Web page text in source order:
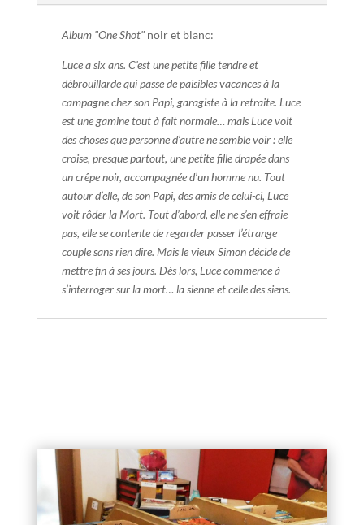
Album "One Shot" noir et blanc:
Luce a six ans. C'est une petite fille tendre et
débrouillarde qui passe de paisibles vacances à la
campagne chez son Papi, garagiste à la retraite. Luce
est une gamine tout à fait normale… mais Luce voit
des choses que personne d’autre ne semble voir : elle
croise, presque partout, une petite fille drapée dans
un crêpe noir, accompagnée d’un homme nu. Tout
autour d’elle, de son Papi, des amis de celui-ci, Luce
voit rôder la Mort. Tout d’abord, elle ne s’en effraie
pas, elle se contente de regarder passer l’étrange
couple sans rien dire. Mais le vieux Simon décide de
mettre fin à ses jours. Dès lors, Luce commence à
s’interroger sur la mort… la sienne et celle des siens.